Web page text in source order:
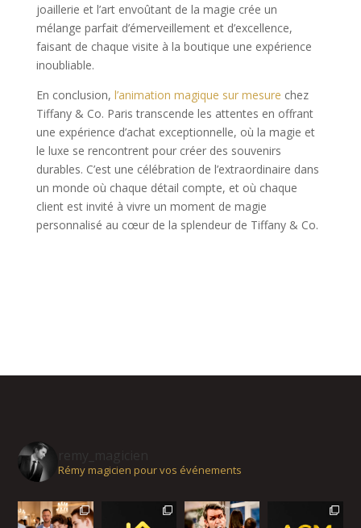
joaillerie et l’art envoûtant de la magie crée un
mélange parfait d’émerveillement et d’excellence,
faisant de chaque visite à la boutique une expérience
inoubliable.
En conclusion, l’animation magique sur mesure chez
Tiffany & Co. Paris transcende les attentes en offrant
une expérience d’achat exceptionnelle, où la magie et
le luxe se rencontrent pour créer des souvenirs
durables. C’est une célébration de l’extraordinaire dans
un monde où chaque détail compte, et où chaque
client est invité à vivre un moment de magie
personnalisé au cœur de la splendeur de Tiffany & Co.
Rémy magicien pour vos événements